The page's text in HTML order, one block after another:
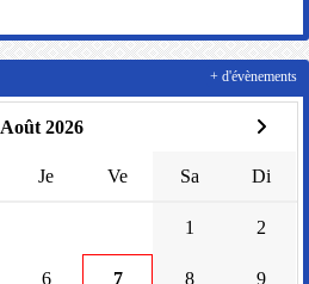
Août 2026
Je Ve Sa Di
1 2
6 7 8 9
+ d'évènements